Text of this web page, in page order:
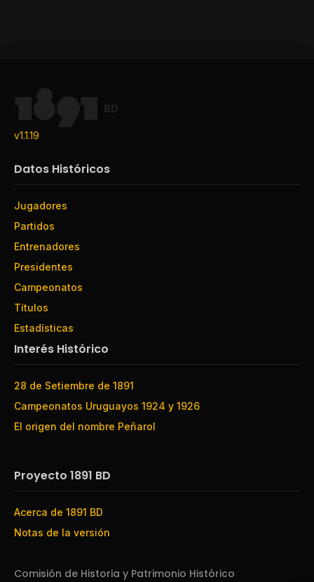
BD
v1.1.19
Datos Históricos
Jugadores
Partidos
Entrenadores
Presidentes
Campeonatos
Títulos
Estadísticas
Interés Histórico
28 de Setiembre de 1891
Campeonatos Uruguayos 1924 y 1926
El origen del nombre Peñarol
Proyecto 1891 BD
Acerca de 1891 BD
Notas de la versión
Comisión de Historia y Patrimonio Histórico